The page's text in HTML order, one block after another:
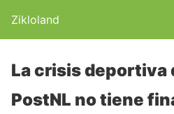
Zikloland
La crisis deportiva
PostNL no tiene